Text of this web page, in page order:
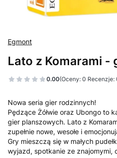
Egmont
Lato z Komarami -
0.00(Oceny: 0 Recenzje:
Nowa seria gier rodzinnych!
Pędzące Żółwie oraz Ubongo to
gier planszowych. Lato z
zupełnie nowe, wesołe i
Gry mieszczą się w małych
wyjazd, spotkanie ze znajomymi,